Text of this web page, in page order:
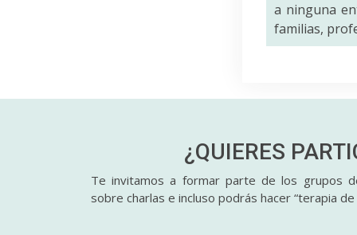
a ninguna
familias,
¿QUIERES
Te invitamos a formar parte de los grupos
sobre charlas e incluso podrás hacer “terapia de